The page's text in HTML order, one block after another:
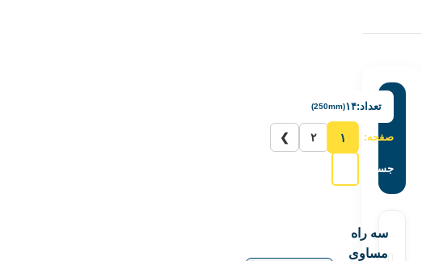
تعداد:۱۴(250mm)
صفحه: ۱ ۲ ❯
جستجو:
سه راه
مساوی